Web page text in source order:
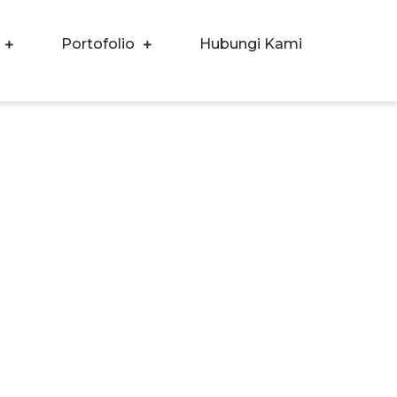
Portofolio Hubungi Kami